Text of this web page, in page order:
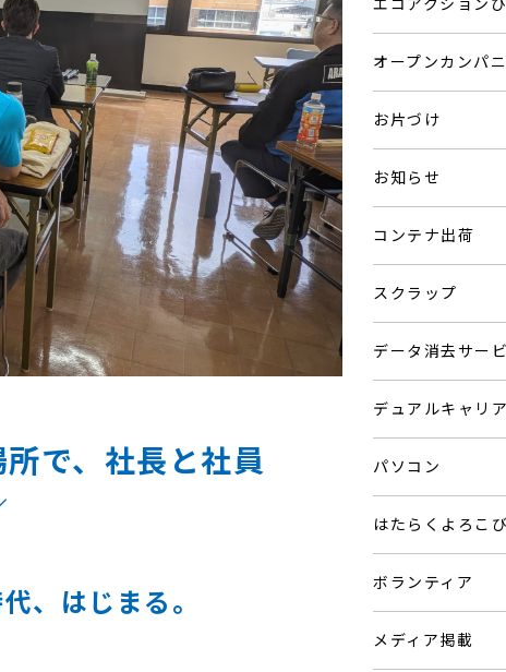
で、社長と社員
、はじまる。
エコアクション
オープンカンパ
お片づけ
お知らせ
コンテナ出荷
スクラップ
データ消去サー
デュアルキャリ
パソコン
はたらくよろこ
ボランティア
メディア掲載